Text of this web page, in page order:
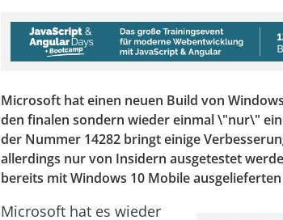
Microsoft hat einen neuen Build von
den finalen sondern wieder einmal \"nur\"
der Nummer 14282 bringt einige
allerdings nur von Insidern ausgetestet
bereits mit Windows 10 Mobile
Microsoft hat es wieder